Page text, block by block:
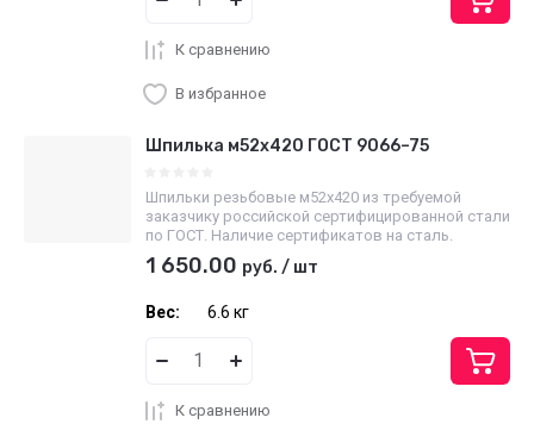
К сравнению
В избранное
Шпилька м52х420 ГОСТ 9066–75
Шпильки резьбовые м52х420 из требуемой
заказчику российской сертифицированной стали
по ГОСТ. Наличие сертификатов на сталь.
1 650.00 руб. / шт
Вес: 6.6 кг
К сравнению